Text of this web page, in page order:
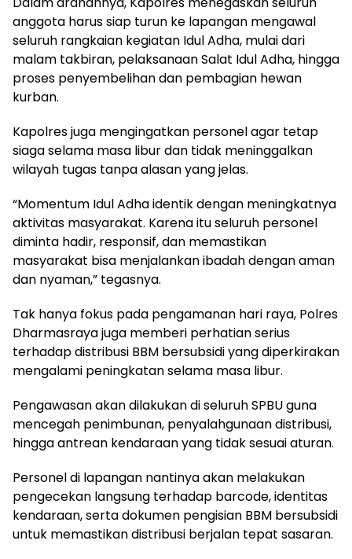
anggota harus siap turun ke lapangan mengawal
seluruh rangkaian kegiatan Idul Adha, mulai dari
malam takbiran, pelaksanaan Salat Idul Adha, hingga
proses penyembelihan dan pembagian hewan
kurban.
Kapolres juga mengingatkan personel agar tetap
siaga selama masa libur dan tidak meninggalkan
wilayah tugas tanpa alasan yang jelas.
“Momentum Idul Adha identik dengan meningkatnya
aktivitas masyarakat. Karena itu seluruh personel
diminta hadir, responsif, dan memastikan
masyarakat bisa menjalankan ibadah dengan aman
dan nyaman,” tegasnya.
Tak hanya fokus pada pengamanan hari raya, Polres
Dharmasraya juga memberi perhatian serius
terhadap distribusi BBM bersubsidi yang diperkirakan
mengalami peningkatan selama masa libur.
Pengawasan akan dilakukan di seluruh SPBU guna
mencegah penimbunan, penyalahgunaan distribusi,
hingga antrean kendaraan yang tidak sesuai aturan.
Personel di lapangan nantinya akan melakukan
pengecekan langsung terhadap barcode, identitas
kendaraan, serta dokumen pengisian BBM bersubsidi
untuk memastikan distribusi berjalan tepat sasaran.